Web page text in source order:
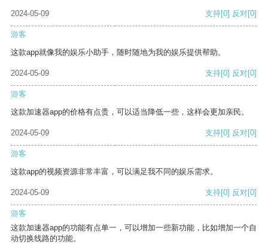
2024-05-09 支持[0] 反对[0]
游客
这款app就像我的娱乐小助手，随时随地为我的娱乐提供帮助。
2024-05-09 支持[0] 反对[0]
游客
这款加速器app的价格有点贵，可以适当降低一些，这样会更加亲民。
2024-05-09 支持[0] 反对[0]
游客
这款app的视频资源非常丰富，可以满足我不同的娱乐需求。
2024-05-09 支持[0] 反对[0]
游客
这款加速器app的功能有点单一，可以增加一些新功能，比如增加一个自
动切换线路的功能。